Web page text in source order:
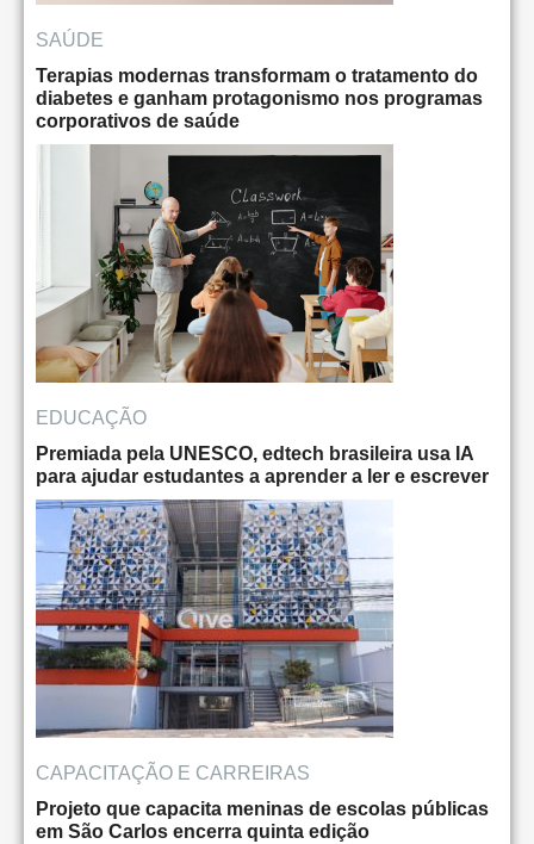
SAÚDE
Terapias modernas transformam o tratamento do
diabetes e ganham protagonismo nos programas
corporativos de saúde
EDUCAÇÃO
Premiada pela UNESCO, edtech brasileira usa IA
para ajudar estudantes a aprender a ler e escrever
CAPACITAÇÃO E CARREIRAS
Projeto que capacita meninas de escolas públicas
em São Carlos encerra quinta edição